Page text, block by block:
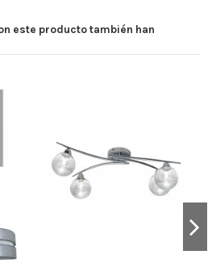
este producto también han